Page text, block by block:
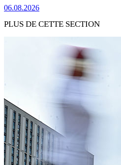
06.08.2026
PLUS DE CETTE SECTION